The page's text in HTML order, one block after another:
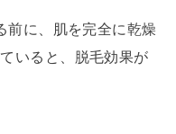
前に、肌を完全に乾燥
いると、脱毛効果が